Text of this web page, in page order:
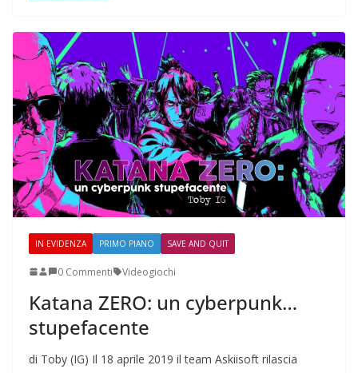
IN EVIDENZA PRIMO PIANO SAVE AND QUIT
0 Commenti Videogiochi
Katana ZERO: un cyberpunk…
stupefacente
di Toby (IG) Il 18 aprile 2019 il team Askiisoft rilascia